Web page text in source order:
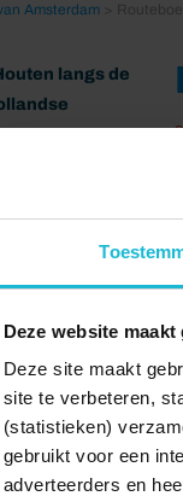
Deze website
Deze site maakt
site te verbeteren,
(statistieken)
gebruikt voor een
adverteerders en
Amsterdam
langs de
klaar voor
nog geen 20
neer op het
van het